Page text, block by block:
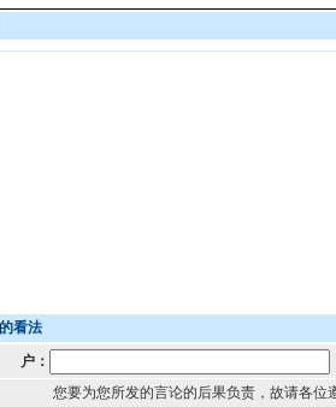
看法
户：
您要为您所发的言论的后果负责，故请各位